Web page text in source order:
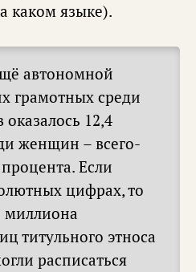
каком языке).
автономной
грамотных среди
12,4
женщин – всего-
Если
цифрах, то
миллиона
титульного этноса
расписаться